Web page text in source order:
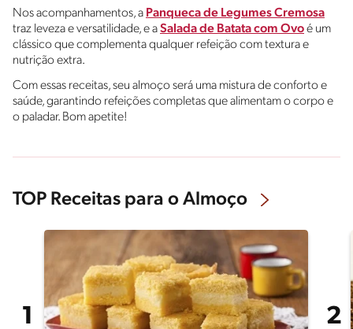
Nos acompanhamentos, a Panqueca de Legumes Cremosa
traz leveza e versatilidade, e aSalada de Batata com Ovoé um
clássico que complementa qualquer refeição com textura e
nutrição extra.
Com essas receitas, seu almoço será uma mistura de conforto e
saúde, garantindo refeições completas que alimentam o corpo e
o paladar. Bom apetite!
TOP Receitas para o Almoço